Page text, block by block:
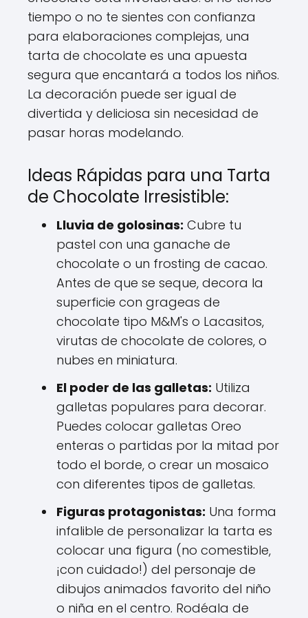
tiempo o no te sientes con confianza
para elaboraciones complejas, una
tarta de chocolate es una apuesta
segura que encantará a todos los niños.
La decoración puede ser igual de
divertida y deliciosa sin necesidad de
pasar horas modelando.
Ideas Rápidas para una Tarta
de Chocolate Irresistible:
Lluvia de golosinas: Cubre tu
pastel con una ganache de
chocolate o un frosting de cacao.
Antes de que se seque, decora la
superficie con grageas de
chocolate tipo M&M's o Lacasitos,
virutas de chocolate de colores, o
nubes en miniatura.
El poder de las galletas: Utiliza
galletas populares para decorar.
Puedes colocar galletas Oreo
enteras o partidas por la mitad por
todo el borde, o crear un mosaico
con diferentes tipos de galletas.
Figuras protagonistas: Una forma
infalible de personalizar la tarta es
colocar una figura (no comestible,
¡con cuidado!) del personaje de
dibujos animados favorito del niño
o niña en el centro. Rodéala de